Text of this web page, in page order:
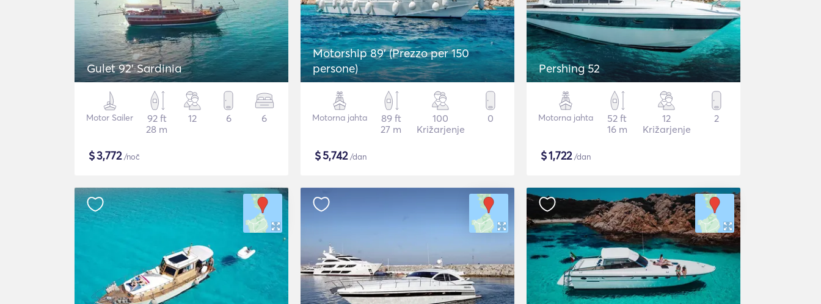
Gulet 92' Sardinia
Motor Sailer
92 ft
28 m
12 6 6
$3,772/noč
Motorship 89' (Prezzo per 150
persone)
Motorna jahta
89 ft
27 m
100
Križarjenje
0
$5,742/dan
Pershing 52
Motorna jahta
52 ft
16 m
12
Križarjenje
2
$1,722/dan